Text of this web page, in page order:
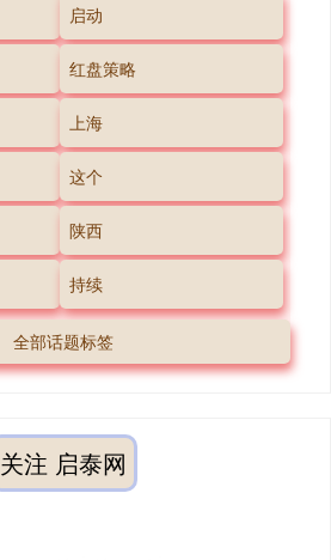
启动
红盘策略
上海
这个
陕西
持续
全部话题标签
关注 启泰网